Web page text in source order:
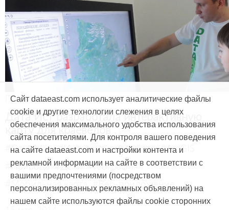
Продукты и услуги
Дата Ист разработала интерактивную
карту для краеведов
#CarryMap #Интерактивная карта #ArcGIS
#Природа #Дети #География
#Мобильная карта #Веб-приложение
Сайт dataeast.com использует аналитические файлы
cookie и другие технологии слежения в целях
обеспечения максимального удобства использования
сайта посетителями. Для контроля вашего поведения
на сайте dataeast.com и настройки контента и
рекламной информации на сайте в соответствии с
вашими предпочтениями (посредством
персонализированных рекламных объявлений) на
нашем сайте используются файлы cookie сторонних